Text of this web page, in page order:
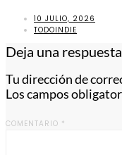
10 JULIO, 2026
TODOINDIE
Deja una respuesta
Tu dirección de
Los campos
COMENTARIO *